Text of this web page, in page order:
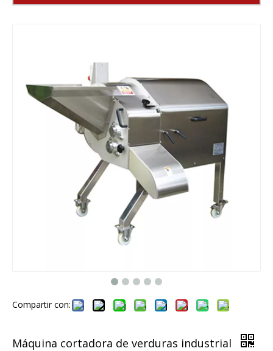
Compartir con:
Máquina cortadora de verduras industrial